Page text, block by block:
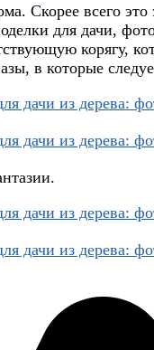
Скорее всего
для дачи,
в которые